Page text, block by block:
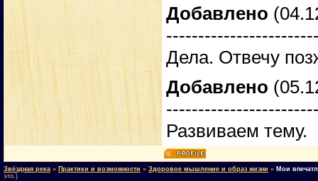
Добавлено
Дела. Отвечу
Добавлено
Развиваем тему.
Звёздная река » Практики и возможности » Здоровое мышление и образ жизни » Мои
это.)